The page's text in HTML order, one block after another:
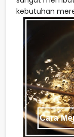
kebutuhan